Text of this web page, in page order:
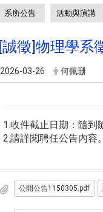
系所公告 活動與演講
[誠徵]物理學系
2026-03-26 何佩珊
1.收件截止日期：隨到
2.請詳閱聘任公告內容。
公開公告1150305.pdf